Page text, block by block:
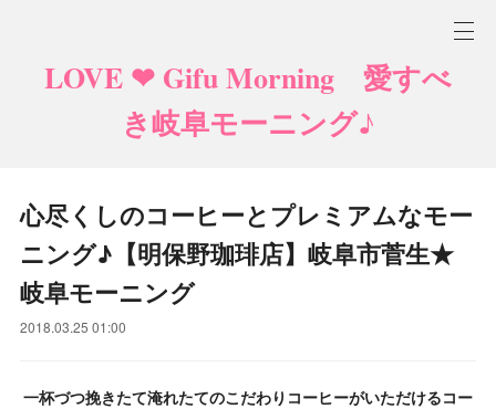
LOVE ❤ Gifu Morning 愛すべ
き岐阜モーニング♪
心尽くしのコーヒーとプレミアムなモー
ニング♪【明保野珈琲店】岐阜市菅生★
岐阜モーニング
2018.03.25 01:00
一杯づつ挽きたて淹れたてのこだわりコーヒーがいただけるコー